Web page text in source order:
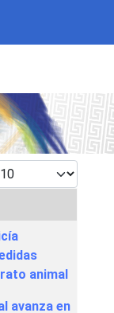
#
animal
avanza en